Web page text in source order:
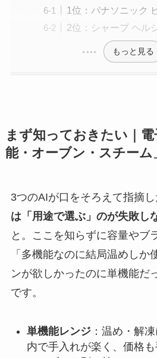
1位：パナソニック
2位：シャープ ヘル
もっと見る
まず知っておきたい｜
能・オーブン・スチー
3つのAIが口をそろえて指摘し
は「用途で選ぶ」のが失敗し
と。ここを知らずに容量やブ
「多機能なのに結局温めしか
ンが欲しかったのに単機能だ
です。
単機能レンジ：温め・解
内で手入れが楽く、価格